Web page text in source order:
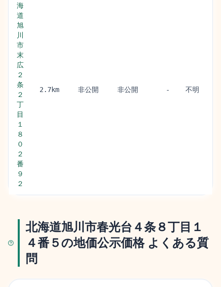
海
道
旭
川
市
末
広
２
条
２
丁
目
１
８
０
２
番
９
２
2.7km 非公開 非公開 - 不明
北海道旭川市春光台４条８丁目１
４番５の地価公示価格 よくある質
問